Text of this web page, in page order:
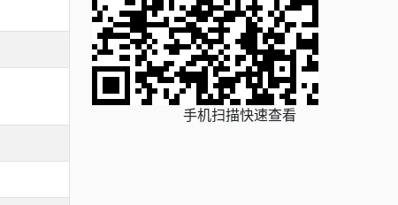
手机扫描快速查看